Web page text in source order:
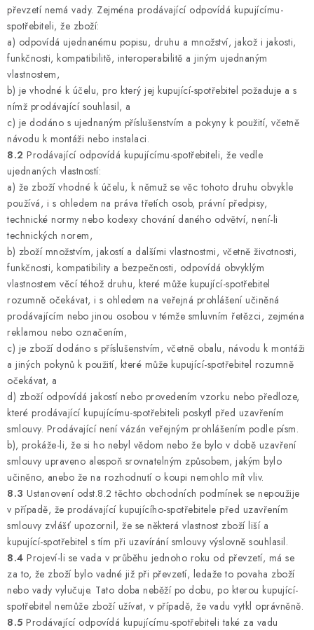
převzetí nemá vady. Zejména prodávající odpovídá kupujícímu-
spotřebiteli, že zboží:
a) odpovídá ujednanému popisu, druhu a množství, jakož i jakosti,
funkčnosti, kompatibilitě, interoperabilitě a jiným ujednaným
vlastnostem,
b) je vhodné k účelu, pro který jej kupující-spotřebitel požaduje a s
nímž prodávající souhlasil, a
c) je dodáno s ujednaným příslušenstvím a pokyny k použití, včetně
návodu k montáži nebo instalaci.
8.2 Prodávající odpovídá kupujícímu-spotřebiteli, že vedle
ujednaných vlastností:
a) že zboží vhodné k účelu, k němuž se věc tohoto druhu obvykle
používá, i s ohledem na práva třetích osob, právní předpisy,
technické normy nebo kodexy chování daného odvětví, není-li
technických norem,
b) zboží množstvím, jakostí a dalšími vlastnostmi, včetně životnosti,
funkčnosti, kompatibility a bezpečnosti, odpovídá obvyklým
vlastnostem věcí téhož druhu, které může kupující-spotřebitel
rozumně očekávat, i s ohledem na veřejná prohlášení učiněná
prodávajícím nebo jinou osobou v témže smluvním řetězci, zejména
reklamou nebo označením,
c) je zboží dodáno s příslušenstvím, včetně obalu, návodu k montáži
a jiných pokynů k použití, které může kupující-spotřebitel rozumně
očekávat, a
d) zboží odpovídá jakostí nebo provedením vzorku nebo předloze,
které prodávající kupujícímu-spotřebiteli poskytl před uzavřením
smlouvy. Prodávající není vázán veřejným prohlášením podle písm.
b), prokáže-li, že si ho nebyl vědom nebo že bylo v době uzavření
smlouvy upraveno alespoň srovnatelným způsobem, jakým bylo
učiněno, anebo že na rozhodnutí o koupi nemohlo mít vliv.
8.3 Ustanovení odst.8.2 těchto obchodních podmínek se nepoužije
v případě, že prodávající kupujícího-spotřebitele před uzavřením
smlouvy zvlášť upozornil, že se některá vlastnost zboží liší a
kupující-spotřebitel s tím při uzavírání smlouvy výslovně souhlasil.
8.4 Projeví-li se vada v průběhu jednoho roku od převzetí, má se
za to, že zboží bylo vadné již při převzetí, ledaže to povaha zboží
nebo vady vylučuje. Tato doba neběží po dobu, po kterou kupující-
spotřebitel nemůže zboží užívat, v případě, že vadu vytkl oprávněně.
8.5 Prodávající odpovídá kupujícímu-spotřebiteli také za vadu